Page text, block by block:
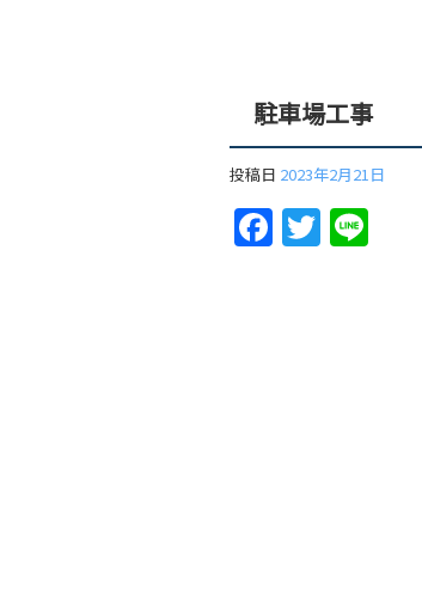
駐車場工事
投稿日 2023年2月21日
Facebook
Twitter